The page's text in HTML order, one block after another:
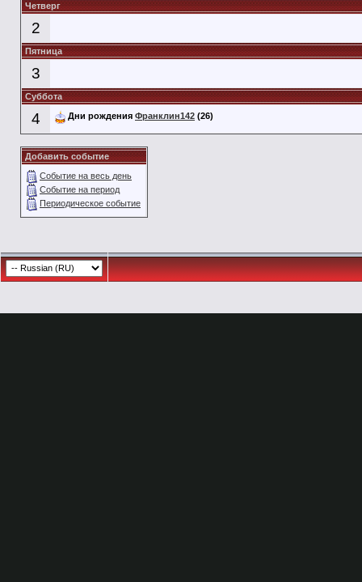
Четверг
2
Пятница
3
Суббота
4 Дни рождения Франклин142 (26)
Добавить событие
Событие на весь день
Событие на период
Периодическое событие